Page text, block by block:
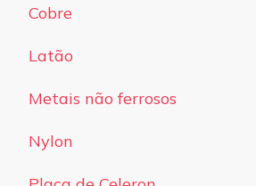
Cobre
Latão
Metais não ferrosos
Nylon